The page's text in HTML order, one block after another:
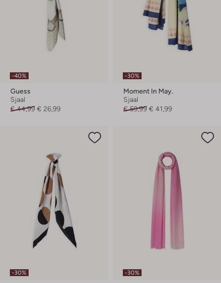
-40%
Guess
Sjaal
€ 44,99 € 26,99
-30%
Moment In May.
Sjaal
€ 59,99 € 41,99
-30% -30%